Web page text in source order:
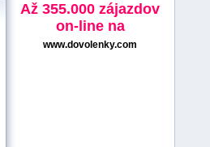
Až 355.000 zájazdov
on-line na
www.dovolenky.com